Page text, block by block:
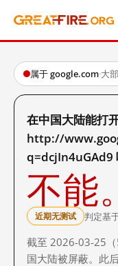
属于 google.com·大
在中国大陆能打
http://
q=dcjIn4uGAd9
不能。
近期无测试 判定基
截至 2026-03-25
国大陆被屏蔽。此